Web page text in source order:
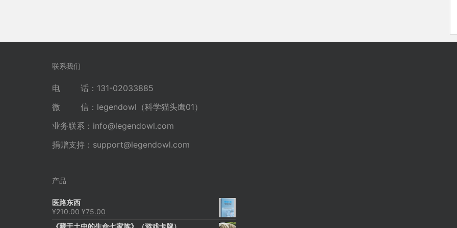
联系我们
电 话：131-02033885
微 信：legendowl（科学猫头鹰01）
业务联系： info@legendowl.com
捐赠支持： support@legendowl.com
产品
医路东西
¥210.00 原
¥75.00